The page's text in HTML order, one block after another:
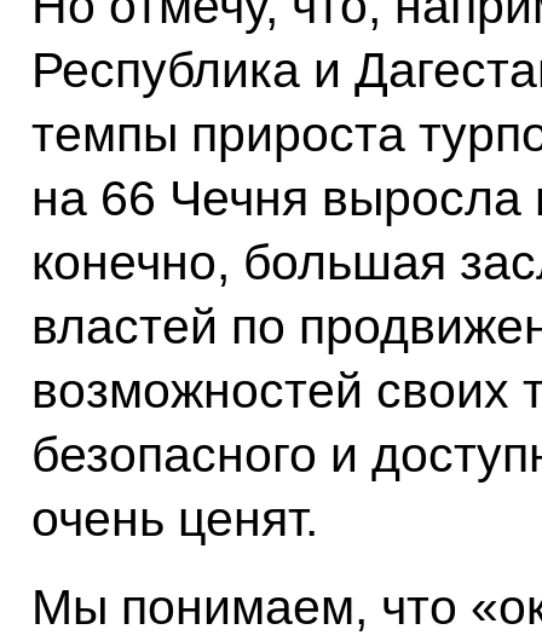
Республика и
темпы прироста
на 66 Чечня выросла
конечно, большая
властей по
возможностей своих
безопасного и
очень ценят.
Мы понимаем, что